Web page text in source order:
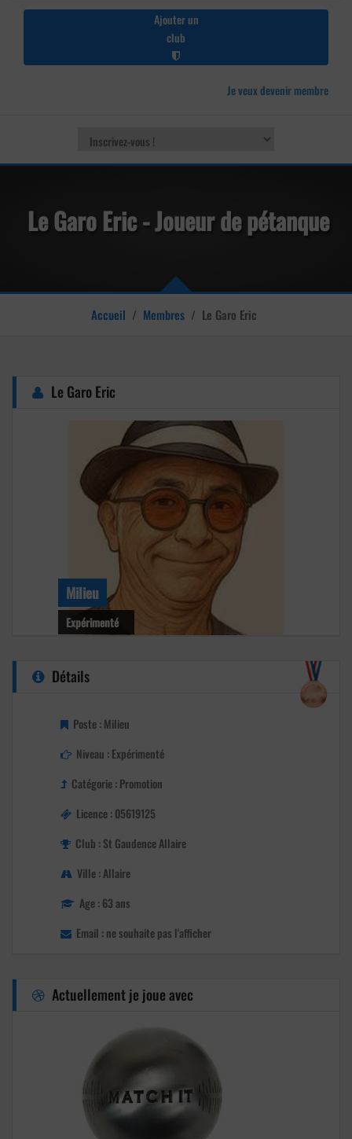
Ajouter un
club
Je veux devenir membre
Le Garo Eric - Joueur de pétanque
Accueil / Membres / Le Garo Eric
Le Garo Eric
Milieu
Expérimenté
Age : 63 ans
Détails
Poste : Milieu
Niveau : Expérimenté
Catégorie : Promotion
Licence : 05619125
Club : St Gaudence Allaire
Ville : Allaire
Age : 63 ans
Email : ne souhaite pas l'afficher
Actuellement je joue avec